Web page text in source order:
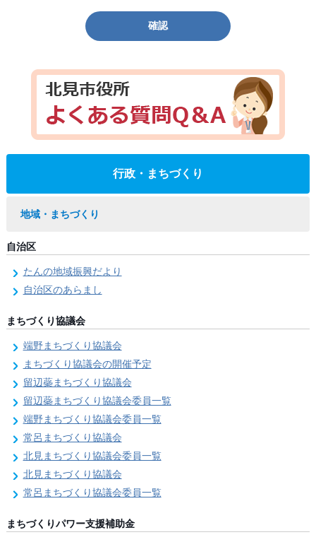
確認
行政・まちづくり
地域・まちづくり
自治区
たんの地域振興だより
自治区のあらまし
まちづくり協議会
端野まちづくり協議会
まちづくり協議会の開催予定
留辺蘂まちづくり協議会
留辺蘂まちづくり協議会委員一覧
端野まちづくり協議会委員一覧
常呂まちづくり協議会
北見まちづくり協議会委員一覧
北見まちづくり協議会
常呂まちづくり協議会委員一覧
まちづくりパワー支援補助金